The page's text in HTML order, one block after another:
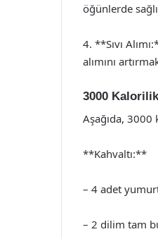
öğünlerde
4. **Sıvı
alımını
3000
Aşağıda,
**Kahvaltı:**
– 4 adet
– 2 dilim tam